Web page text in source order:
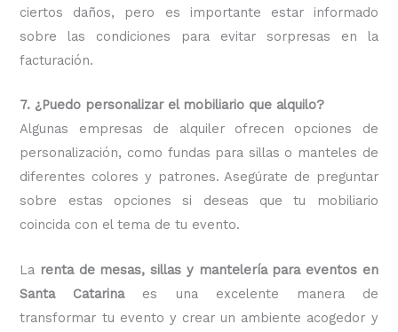
ciertos daños, pero es importante estar informado
sobre las condiciones para evitar sorpresas en la
facturación.
7. ¿Puedo personalizar el mobiliario que alquilo?
Algunas empresas de alquiler ofrecen opciones de
personalización, como fundas para sillas o manteles de
diferentes colores y patrones. Asegúrate de preguntar
sobre estas opciones si deseas que tu mobiliario
coincida con el tema de tu evento.
La renta de mesas, sillas y mantelería para eventos en
Santa Catarina es una excelente manera de
transformar tu evento y crear un ambiente acogedor y